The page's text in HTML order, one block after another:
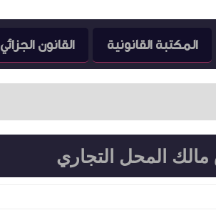
المكتبة القانونية القانون الجزائي
المحل التجاري